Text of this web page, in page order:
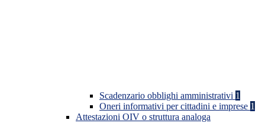
Scadenzario obblighi amministrativi 1
Oneri informativi per cittadini e imprese 1
Attestazioni OIV o struttura analoga